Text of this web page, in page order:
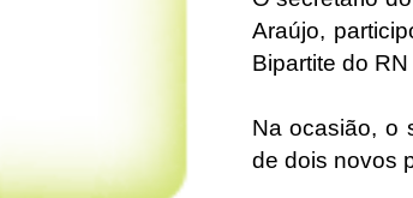
Araújo,
Bipartite do
Na ocasião, o
de dois novos